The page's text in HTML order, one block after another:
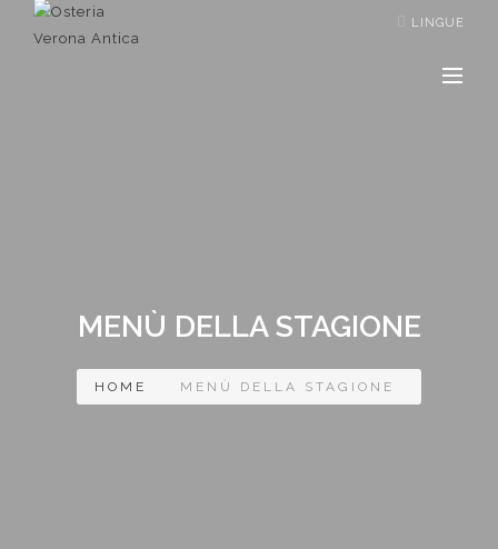
LINGUE
MENÙ DELLA STAGIONE
HOME MENÙ DELLA STAGIONE